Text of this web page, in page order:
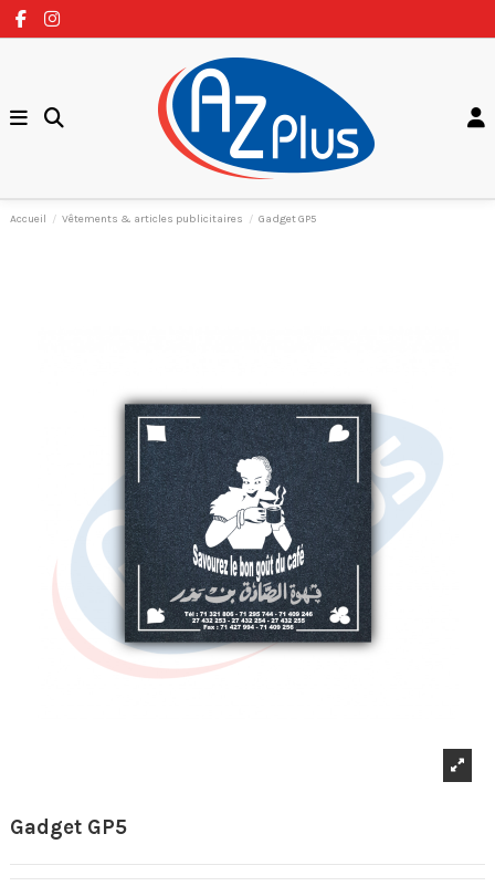
Accueil Vêtements & articles publicitaires Gadget GP5
Gadget GP5